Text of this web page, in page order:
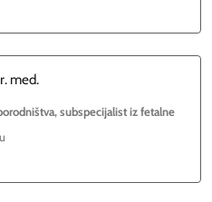
med.
subspecijalist iz fetalne